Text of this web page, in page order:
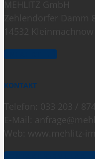
KONTAKT